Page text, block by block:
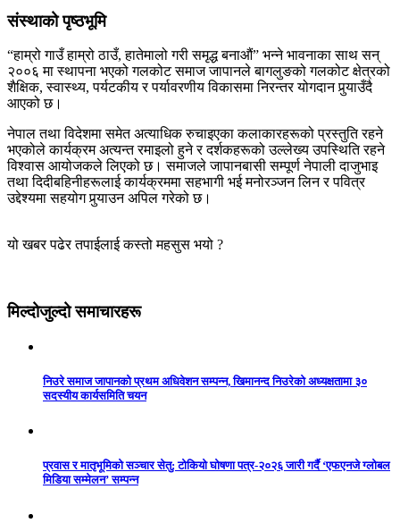
संस्थाको पृष्ठभूमि
“हाम्रो गाउँ हाम्रो ठाउँ, हातेमालो गरी समृद्ध बनाऔं” भन्ने भावनाका साथ सन्
२००६ मा स्थापना भएको गलकोट समाज जापानले बागलुङको गलकोट क्षेत्रको
शैक्षिक, स्वास्थ्य, पर्यटकीय र पर्यावरणीय विकासमा निरन्तर योगदान पुर्‍याउँदै
आएको छ।
नेपाल तथा विदेशमा समेत अत्याधिक रुचाइएका कलाकारहरूको प्रस्तुति रहने
भएकोले कार्यक्रम अत्यन्त रमाइलो हुने र दर्शकहरूको उल्लेख्य उपस्थिति रहने
विश्वास आयोजकले लिएको छ। समाजले जापानबासी सम्पूर्ण नेपाली दाजुभाइ
तथा दिदीबहिनीहरूलाई कार्यक्रममा सहभागी भई मनोरञ्जन लिन र पवित्र
उद्देश्यमा सहयोग पुर्‍याउन अपिल गरेको छ।
यो खबर पढेर तपाईलाई कस्तो महसुस भयो ?
मिल्दोजुल्दो समाचारहरू
निउरे समाज जापानको प्रथम अधिवेशन सम्पन्न, खिमानन्द निउरेको अध्यक्षतामा ३०
सदस्यीय कार्यसमिति चयन
प्रवास र मातृभूमिको सञ्चार सेतु: टोकियो घोषणा पत्र-२०२६ जारी गर्दै ‘एफएनजे ग्लोबल
मिडिया सम्मेलन’ सम्पन्न